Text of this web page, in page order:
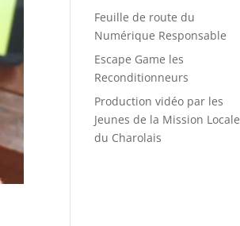
Feuille de route du
Numérique Responsable
Escape Game les
Reconditionneurs
Production vidéo par les
Jeunes de la Mission Locale
du Charolais